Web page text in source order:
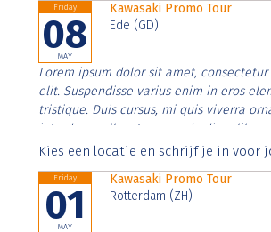
Friday
08
MAY
Kawasaki Promo Tour
Ede (GD)
Lorem ipsum dolor sit amet, consectetur
elit. Suspendisse varius enim in eros
tristique. Duis cursus, mi quis viverra
interdum nulla, ut commodo diam libero
Aenean faucibus nibh et justo cursus id
Kies een locatie en schrijf je in voor
Friday
01
MAY
Kawasaki Promo Tour
Rotterdam (ZH)